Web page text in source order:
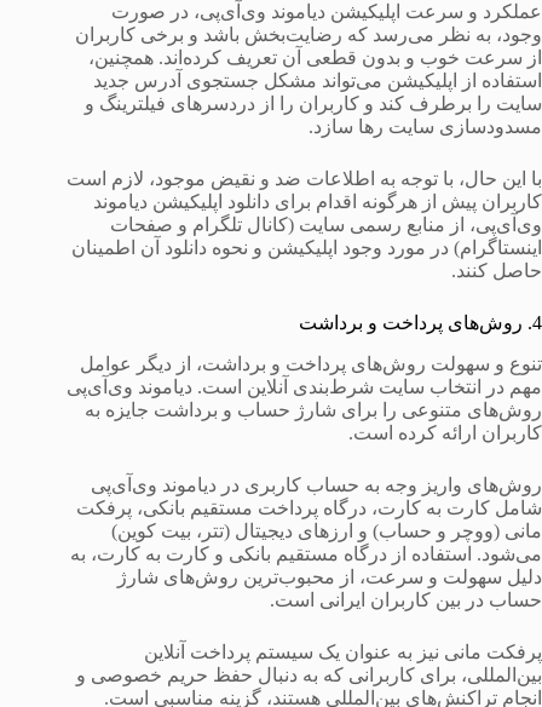
عملکرد و سرعت اپلیکیشن دیاموند وی‌آی‌پی، در صورت
وجود، به نظر می‌رسد که رضایت‌بخش باشد و برخی کاربران
از سرعت خوب و بدون قطعی آن تعریف کرده‌اند. همچنین،
استفاده از اپلیکیشن می‌تواند مشکل جستجوی آدرس جدید
سایت را برطرف کند و کاربران را از دردسرهای فیلترینگ و
مسدودسازی سایت رها سازد.
با این حال، با توجه به اطلاعات ضد و نقیض موجود، لازم است
کاربران پیش از هرگونه اقدام برای دانلود اپلیکیشن دیاموند
وی‌آی‌پی، از منابع رسمی سایت (کانال تلگرام و صفحات
اینستاگرام) در مورد وجود اپلیکیشن و نحوه دانلود آن اطمینان
حاصل کنند.
4. روش‌های پرداخت و برداشت
تنوع و سهولت روش‌های پرداخت و برداشت، از دیگر عوامل
مهم در انتخاب سایت شرط‌بندی آنلاین است. دیاموند وی‌آی‌پی
روش‌های متنوعی را برای شارژ حساب و برداشت جایزه به
کاربران ارائه کرده است.
روش‌های واریز وجه به حساب کاربری در دیاموند وی‌آی‌پی
شامل کارت به کارت، درگاه پرداخت مستقیم بانکی، پرفکت
مانی (ووچر و حساب) و ارزهای دیجیتال (تتر، بیت کوین)
می‌شود. استفاده از درگاه مستقیم بانکی و کارت به کارت، به
دلیل سهولت و سرعت، از محبوب‌ترین روش‌های شارژ
حساب در بین کاربران ایرانی است.
پرفکت مانی نیز به عنوان یک سیستم پرداخت آنلاین
بین‌المللی، برای کاربرانی که به دنبال حفظ حریم خصوصی و
انجام تراکنش‌های بین‌المللی هستند، گزینه مناسبی است.